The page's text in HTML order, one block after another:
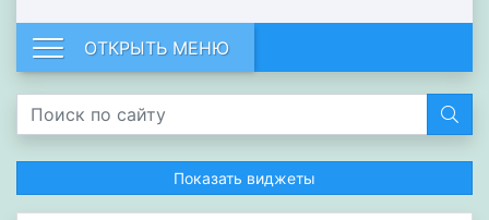
ОТКРЫТЬ МЕНЮ
Показать виджеты